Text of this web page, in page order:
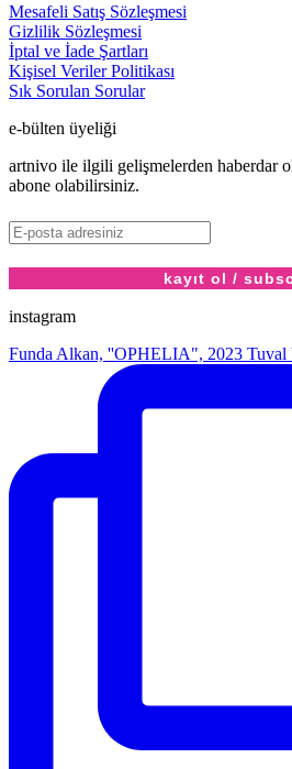
Mesafeli Satış Sözleşmesi
Gizlilik Sözleşmesi
İptal ve İade Şartları
Kişisel Veriler Politikası
Sık Sorulan Sorular
e-bülten üyeliği
artnivo ile ilgili gelişmelerden haberdar
abone olabilirsiniz.
instagram
Funda Alkan, ''OPHELIA", 2023 Tuval